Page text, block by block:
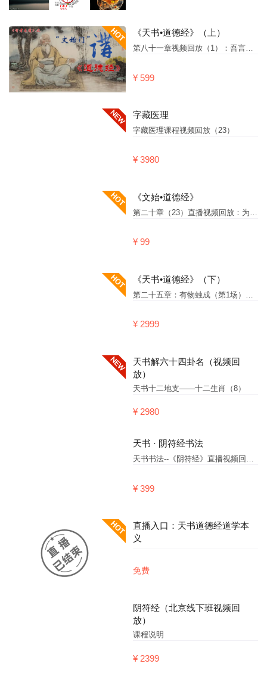
《天书•道德经》（上）
第八十一章视频回放（1）：吾言甚易知
¥ 599
字藏医理
字藏医理课程视频回放（23）
¥ 3980
《文始•道德经》
¥ 99
《天书•道德经》（下）
¥ 2999
天书解六十四卦名（视频回
放）
天书十二地支——十二生肖（8）
¥ 2980
天书 · 阴符经书法
天书书法--《阴符经》直播视频回放第23场
¥ 399
直播入口：天书道德经道学本
义
免费
阴符经（北京线下班视频回
放）
课程说明
¥ 2399